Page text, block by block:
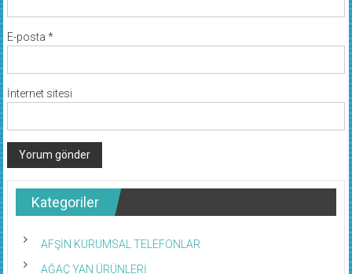
E-posta *
İnternet sitesi
Kategoriler
AFŞİN KURUMSAL TELEFONLAR
AĞAÇ YAN ÜRÜNLERİ